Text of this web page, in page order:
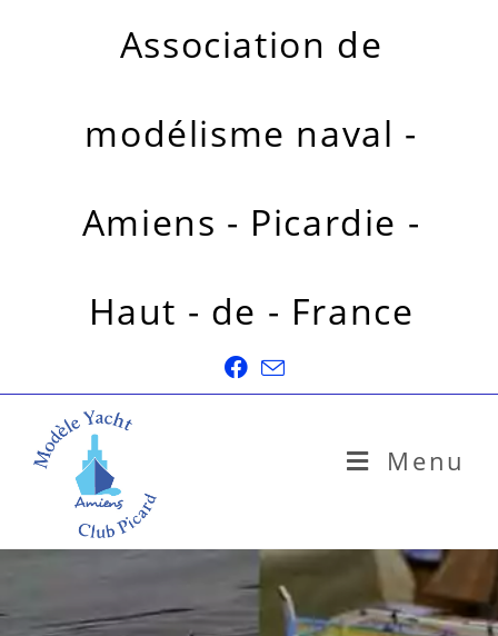
Association de
modélisme naval -
Amiens - Picardie -
Haut - de - France
Menu